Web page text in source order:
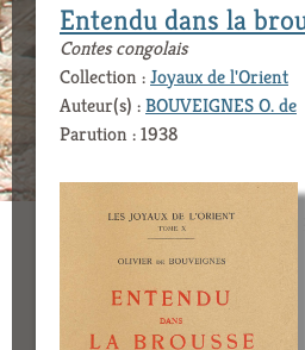
Entendu dans la
Contes congolais
Collection :Joyaux de l'Orient
Auteur(s) :BOUVEIGNES O. de
Parution : 1938